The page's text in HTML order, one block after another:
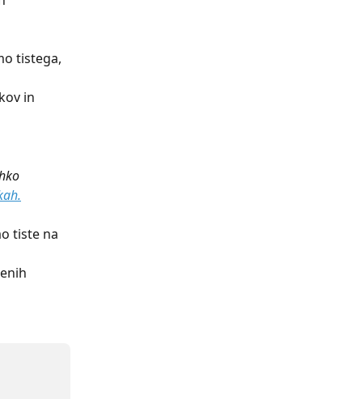
tistega,
in
tiste na